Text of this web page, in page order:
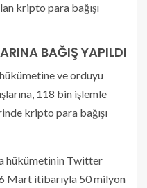
kripto para bağışı
BAĞIŞ YAPILDI
ve orduyu
118 bin işlemle
kripto para bağışı
hükümetinin Twitter
Mart itibarıyla 50 milyon